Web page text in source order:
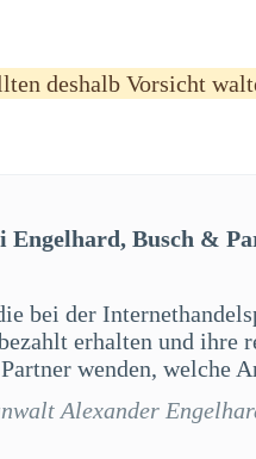
deshalb Vorsicht
Engelhard, Busch &
bei der
erhalten und ihre
wenden, welche
Alexander